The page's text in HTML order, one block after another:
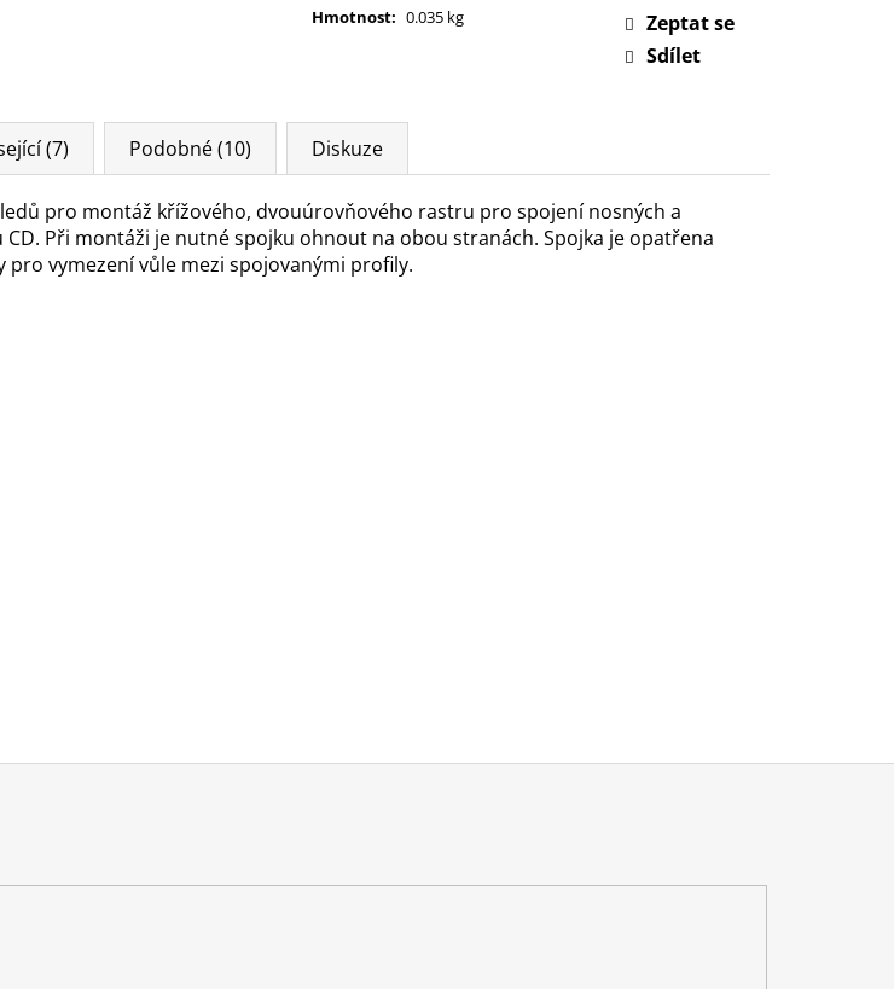
Hmotnost: 0.035 kg
Zeptat se
Sdílet
(7) Podobné (10) Diskuze
pro montáž křížového, dvouúrovňového rastru pro spojení nosných a
Při montáži je nutné spojku ohnout na obou stranách. Spojka je opatřena
pro vymezení vůle mezi spojovanými profily.